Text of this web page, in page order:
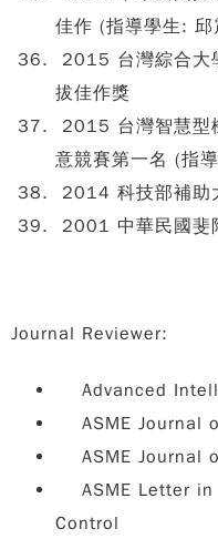
佳作 (指導學生:
2015 台灣綜合大
拔佳作獎
2015 台灣智慧型
意競賽第一名 (指
2014 科技部補助
2001 中華民國斐
Journal Reviewer:
Advanced
ASME Journal
ASME Journal
ASME Letter in
Control